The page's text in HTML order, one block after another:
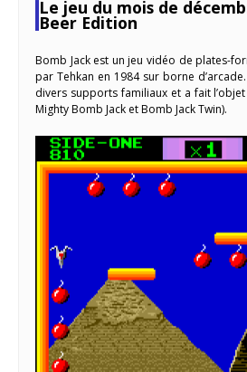
Le jeu du mois de
Beer Edition
Bomb Jack est un jeu vidéo de plates-
par Tehkan en 1984 sur borne
divers supports familiaux et a fait
Mighty Bomb Jack et Bomb Jack Twin).